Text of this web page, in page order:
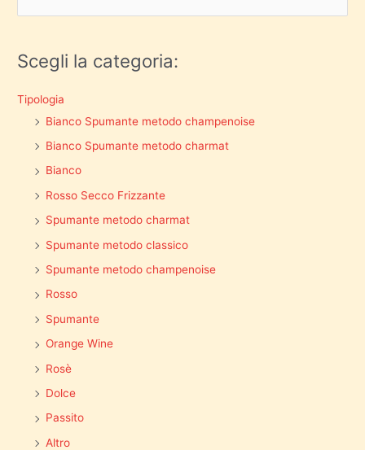
Scegli la categoria:
Tipologia
Bianco Spumante metodo champenoise
Bianco Spumante metodo charmat
Bianco
Rosso Secco Frizzante
Spumante metodo charmat
Spumante metodo classico
Spumante metodo champenoise
Rosso
Spumante
Orange Wine
Rosè
Dolce
Passito
Altro